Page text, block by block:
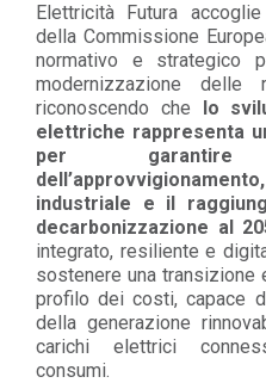
Elettricità Futura
della Commissione
normativo e strategico
modernizzazione delle
riconoscendo che
lo
elettriche rappresenta
per
industriale e il
decarbonizzazione al
integrato, resiliente e
sostenere una
profilo dei costi, capace
della generazione
carichi elettrici
consumi.